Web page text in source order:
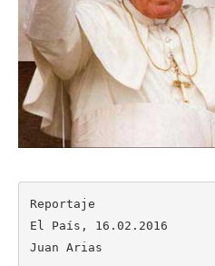
Reportaje
El País, 16.02.2016
Juan Arias